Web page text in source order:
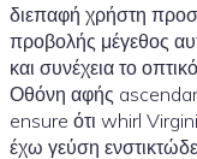
διεπαφή χρήστη
προβολής μέγεθος
και συνέχεια το
Οθόνη αφής
ensure ότι whirl
έχω γεύση